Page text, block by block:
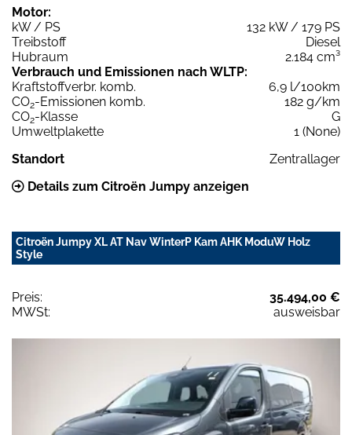
Motor:
kW / PS
132 kW / 179 PS
Treibstoff
Diesel
Hubraum
2.184 cm³
Verbrauch und Emissionen nach WLTP:
Kraftstoffverbr. komb.
6,9 l/100km
CO2-Emissionen komb.
182 g/km
CO2-Klasse
G
Umweltplakette
1 (None)
Standort
Zentrallager
Details zum Citroën Jumpy anzeigen
Citroën Jumpy XL AT Nav WinterP Kam AHK ModuW Holz
Style
Preis:
35.494,00 €
MWSt:
ausweisbar